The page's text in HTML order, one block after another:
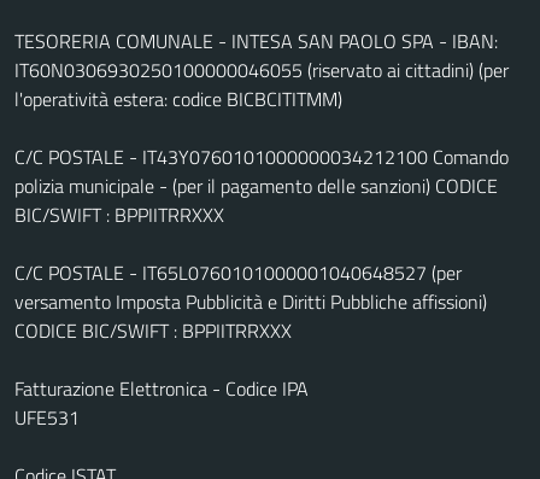
TESORERIA COMUNALE - INTESA SAN PAOLO SPA - IBAN:
IT60N0306930250100000046055 (riservato ai cittadini) (per
l'operatività estera: codice BICBCITITMM)
C/C POSTALE - IT43Y0760101000000034212100 Comando
polizia municipale - (per il pagamento delle sanzioni) CODICE
BIC/SWIFT : BPPIITRRXXX
C/C POSTALE - IT65L0760101000001040648527 (per
versamento Imposta Pubblicità e Diritti Pubbliche affissioni)
CODICE BIC/SWIFT : BPPIITRRXXX
Fatturazione Elettronica - Codice IPA
UFE531